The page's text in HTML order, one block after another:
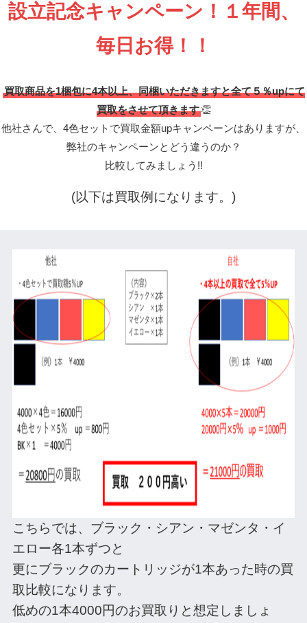
設立記念キャンペーン！１年間、
毎日お得！！
買取商品を1梱包に4本以上、同梱いただきますと全て５％upにて
買取をさせて頂きます👏
他社さんで、4色セットで買取金額upキャンペーンはありますが、
弊社のキャンペーンとどう違うのか？
比較してみましょう!!
(以下は買取例になります。)
こちらでは、ブラック・シアン・マゼンタ・イ
エロー各1本ずつと
更にブラックのカートリッジが1本あった時の買
取比較になります。
低めの1本4000円のお買取りと想定しましょ